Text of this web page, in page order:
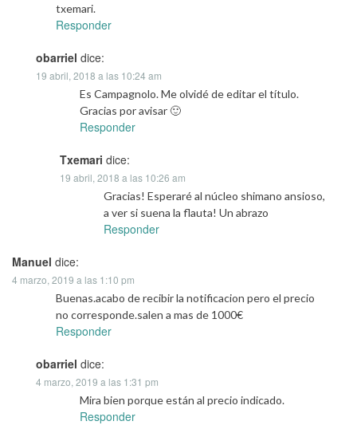
txemari.
Responder
obarriel dice:
19 abril, 2018 a las 10:24 am
Es Campagnolo. Me olvidé de editar el título.
Gracias por avisar 🙂
Responder
Txemari dice:
19 abril, 2018 a las 10:26 am
Gracias! Esperaré al núcleo shimano ansioso,
a ver si suena la flauta! Un abrazo
Responder
Manuel dice:
4 marzo, 2019 a las 1:10 pm
Buenas.acabo de recibir la notificacion pero el precio
no corresponde.salen a mas de 1000€
Responder
obarriel dice:
4 marzo, 2019 a las 1:31 pm
Mira bien porque están al precio indicado.
Responder